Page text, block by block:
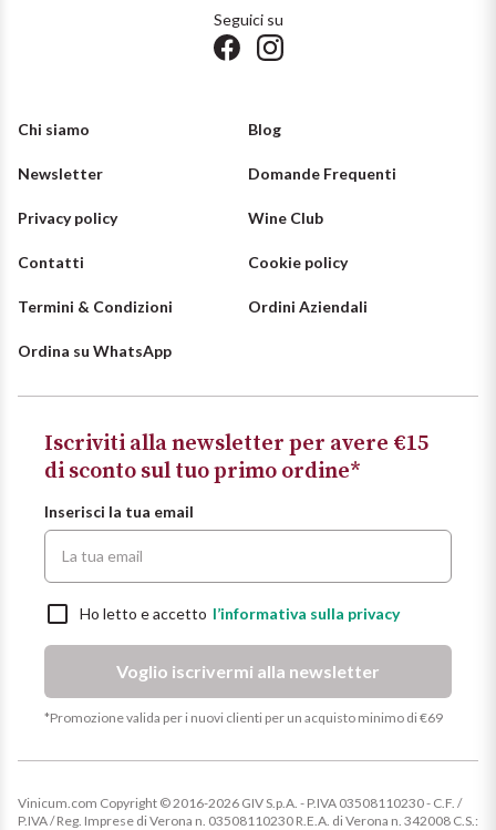
Vini della Champagne
Vedi tutti
Seguici su
Chi siamo Blog
Newsletter Domande Frequenti
Privacy policy Wine Club
Contatti Cookie policy
Termini & Condizioni Ordini Aziendali
Ordina su WhatsApp
Iscriviti alla newsletter per avere €15
di sconto sul tuo primo ordine*
Inserisci la tua email
Ho letto e accetto l’informativa sulla privacy
Voglio iscrivermi alla newsletter
*Promozione valida per i nuovi clienti per un acquisto minimo di €69
Vinicum.com Copyright © 2016-2026 GIV S.p.A. - P.IVA 03508110230 - C.F. /
P.IVA / Reg. Imprese di Verona n. 03508110230 R.E.A. di Verona n. 342008 C.S.: